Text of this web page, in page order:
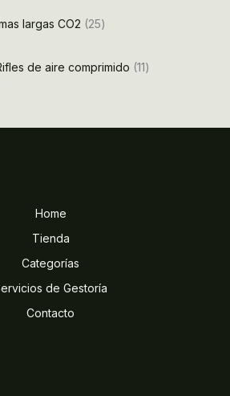
largas CO2 25
de aire comprimido 11
Home
Tienda
Categorías
de Gestoría
Contacto